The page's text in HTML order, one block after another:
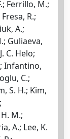
Ferrillo, M.;
R.;
A.;
Guliaeva,
C. Helo;
Infantino,
C.;
S. H.; Kim,
M.;
A.; Lee, K.